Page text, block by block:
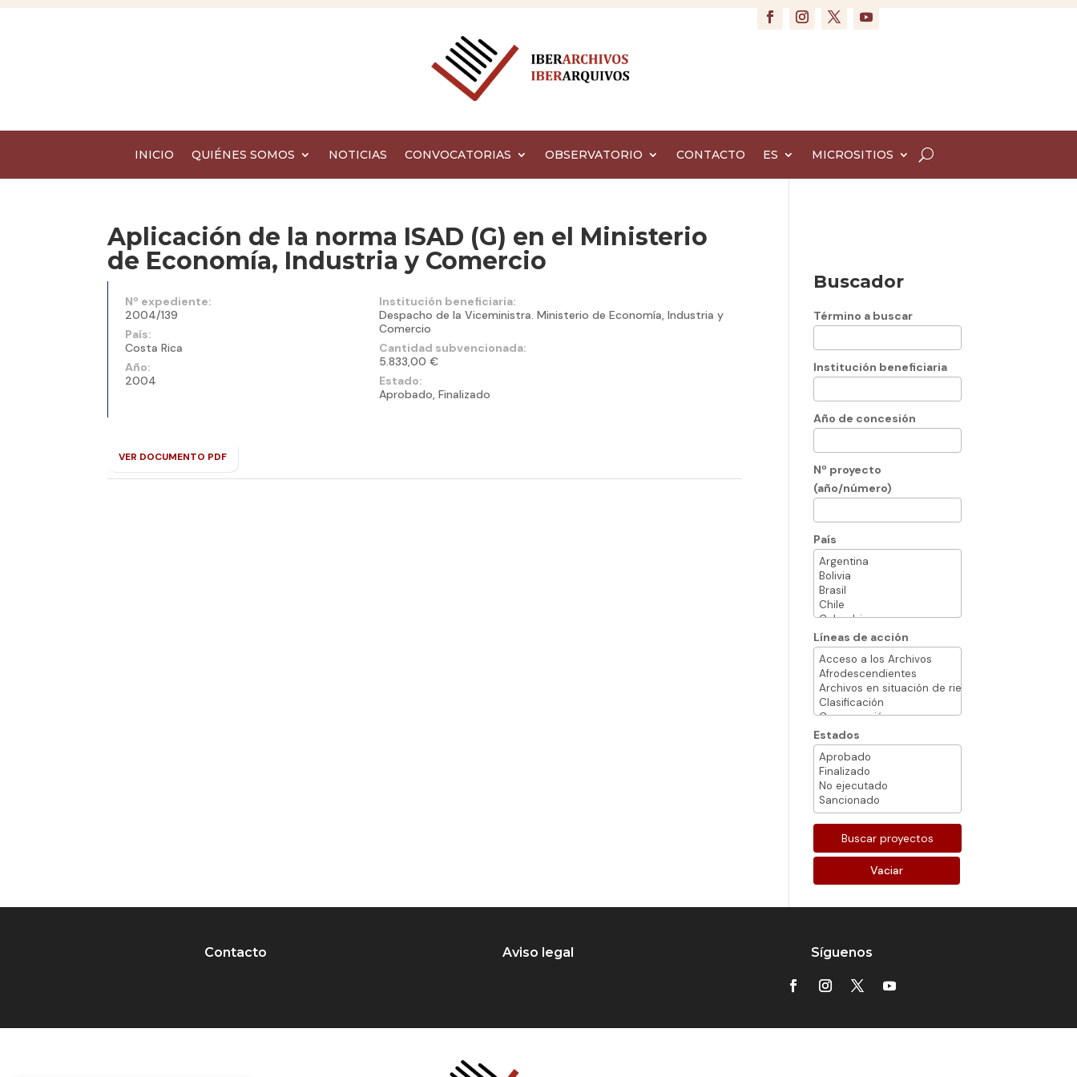
INICIO QUIÉNES SOMOS NOTICIAS CONVOCATORIAS OBSERVATORIO CONTACTO ES MICROSITIOS
Aplicación de la norma ISAD (G) en el Ministerio
de Economía, Industria y Comercio
Nº expediente:
2004/139
País:
Costa Rica
Año:
2004
Institución beneficiaria:
Despacho de la Viceministra. Ministerio de Economía, Industria y
Comercio
Cantidad subvencionada:
5.833,00 €
Estado:
Aprobado, Finalizado
VER DOCUMENTO PDF
Buscador
Término a buscar
Institución beneficiaria
Año de concesión
Nº proyecto
(año/número)
País
Líneas de acción
Estados
Vaciar
Contacto Aviso legal Síguenos